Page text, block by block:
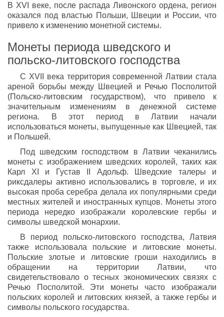
В XVI веке, после распада Ливонского ордена, регион
оказался под властью Польши, Швеции и России, что
привело к изменению монетной системы.
Монеты периода шведского и
польско-литовского господства
С XVII века территория современной Латвии стала
ареной борьбы между Швецией и Речью Посполитой
(Польско-литовским государством), что привело к
значительным изменениям в денежной системе
региона. В этот период в Латвии начали
использоваться монеты, выпущенные как Швецией, так
и Польшей.
Под шведским господством в Латвии чеканились
монеты с изображением шведских королей, таких как
Карл XI и Густав II Адольф. Шведские талеры и
риксдалеры активно использовались в торговле, и их
высокая проба серебра делала их популярными среди
местных жителей и иностранных купцов. Монеты этого
периода нередко изображали королевские гербы и
символы шведской монархии.
В период польско-литовского господства, Латвия
также использовала польские и литовские монеты.
Польские злотые и литовские гроши находились в
обращении на территории Латвии, что
свидетельствовало о тесных экономических связях с
Речью Посполитой. Эти монеты часто изображали
польских королей и литовских князей, а также гербы и
символы польского государства.